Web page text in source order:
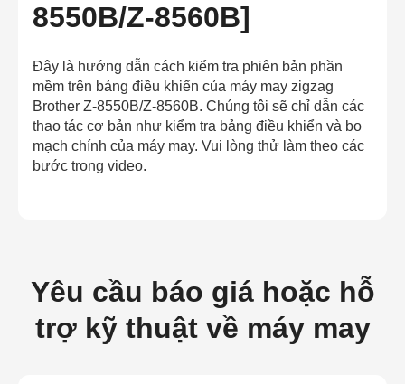
8550B/Z-8560B]
Đây là hướng dẫn cách kiểm tra phiên bản phần
mềm trên bảng điều khiển của máy may zigzag
Brother Z-8550B/Z-8560B. Chúng tôi sẽ chỉ dẫn các
thao tác cơ bản như kiểm tra bảng điều khiển và bo
mạch chính của máy may. Vui lòng thử làm theo các
bước trong video.
Yêu cầu báo giá hoặc hỗ
trợ kỹ thuật về máy may